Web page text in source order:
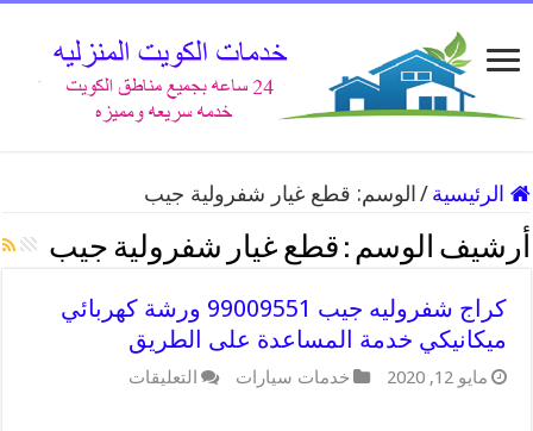
الرئيسية / الوسم: قطع غيار شفرولية جيب
أرشيف الوسم : قطع غيار شفرولية جيب
كراج شفروليه جيب 99009551 ورشة كهربائي
ميكانيكي خدمة المساعدة على الطريق
مايو 12, 2020 خدمات سيارات التعليقات